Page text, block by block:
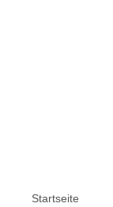
Startseite